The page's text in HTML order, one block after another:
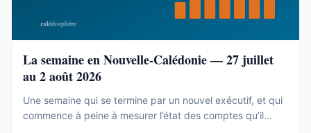
La semaine en Nouvelle-Calédonie — 27 juillet
au 2 août 2026
Une semaine qui se termine par un nouvel exécutif, et qui
commence à peine à mesurer l’état des comptes qu’il